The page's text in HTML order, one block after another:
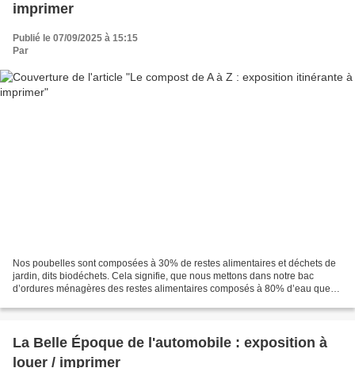
imprimer
Publié le 07/09/2025 à 15:15
Par
Nos poubelles sont composées à 30% de restes alimentaires et déchets de
jardin, dits biodéchets. Cela signifie, que nous mettons dans notre bac
d’ordures ménagères des restes alimentaires composés à 80% d’eau que
La Belle Époque de l'automobile : exposition à
louer / imprimer